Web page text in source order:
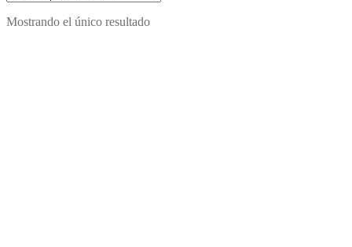
Mostrando el único resultado